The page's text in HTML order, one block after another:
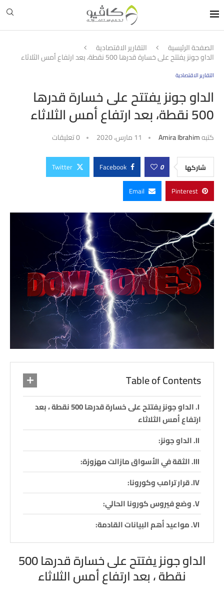
الصفحة الرئيسية التقارير الاقتصادية
الداو جونز يفتتح على خسارة قدرها 500 نقطة، بعد ارتفاع أمس الثلاثاء
التقارير الاقتصادية
الداو جونز يفتتح على خسارة قدرها
500 نقطة، بعد ارتفاع أمس الثلاثاء
كتبهAmira Ibrahim 11 مارس، 2020 0 تعليقات
شاركها 0
Facebook
Twitter
Pinterest
Email
Table of Contents
الداو جونز يفتتح على خسارة قدرها 500 نقطة ، بعد
ارتفاع أمس الثلاثاء
الداو جونز:
الثقة في الأسواق مازالت مهزوزة:
قرار ترامب وكورونا:
وضع فيروس كورونا الحالي:
مواعيد أهم البيانات القادمة:
الداو جونز يفتتح على خسارة قدرها 500
نقطة ، بعد ارتفاع أمس الثلاثاء